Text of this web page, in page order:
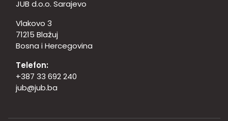
JUB d.o.o. Sarajevo
Vlakovo 3
71215 Blažuj
Bosna i Hercegovina
Telefon:
+387 33 692 240
jub@jub.ba